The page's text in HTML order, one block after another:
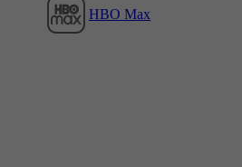
HBO Max